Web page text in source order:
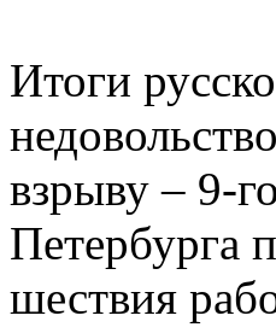
Итоги
взрыву – 9-
Петербурга
шествия